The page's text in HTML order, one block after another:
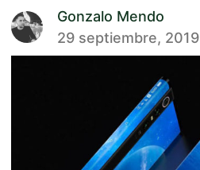
Gonzalo Mendo
29 septiembre, 2019